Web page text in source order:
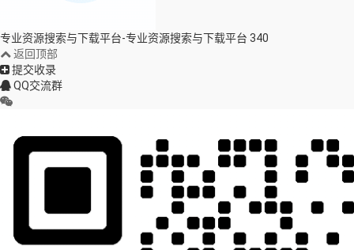
专业资源搜索与下载平台-专业资源搜索与下载平台 340
返回顶部
提交收录
QQ交流群